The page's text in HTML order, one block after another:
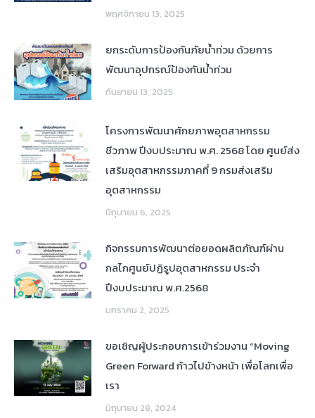
พฤศจิกายน 13, 2025
ยกระดับการป้องกันภัยน้ำท่วม ด้วยการ
พัฒนาอุปกรณ์ป้องกันน้ำท่วม
กันยายน 13, 2025
โครงการพัฒนาศักยภาพอุตสาหกรรม
ชีวภาพ ปีงบประมาณ พ.ศ. 2568 โดย ศูนย์ส่ง
เสริมอุตสาหกรรมภาคที่ 9 กรมส่งเสริม
อุตสาหกรรม
มิถุนายน 6, 2025
กิจกรรมการพัฒนาต่อยอดผลิตภัณฑ์ผ่าน
กลไกศูนย์ปฏิรูปอุตสาหกรรม ประจำ
ปีงบประมาณ พ.ศ.2568
มกราคม 2, 2025
ขอเชิญผู้ประกอบการเข้าร่วมงาน “Moving
Green Forward ก้าวไปข้างหน้า เพื่อโลกเพื่อ
เรา
มิถุนายน 28, 2024